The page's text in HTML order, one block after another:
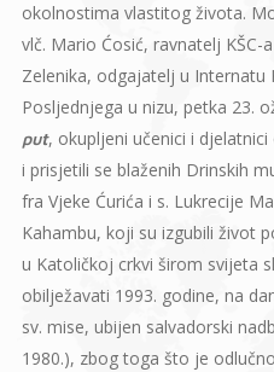
okolnostima vlastitog života.
vlč. Mario Ćosić, ravnatelj KŠC-
Zelenika, odgajatelj u Internatu
Posljednjega u nizu, petka 23.
put, okupljeni učenici i
i prisjetili se blaženih Drinskih
fra Vjeke Ćurića i s. Lukrecije
Kahambu, koji su izgubili život
u Katoličkoj crkvi širom svijeta
obilježavati 1993. godine, na
sv. mise, ubijen salvadorski
1980.), zbog toga što je